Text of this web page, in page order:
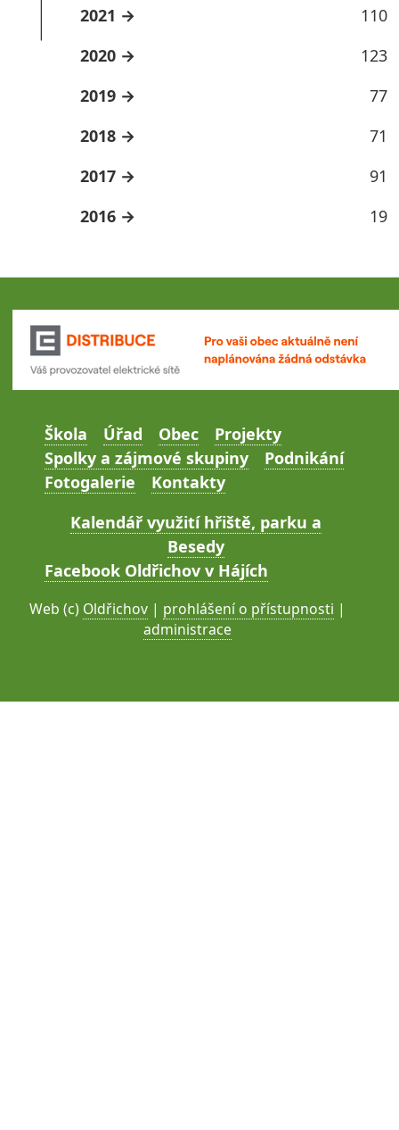
2021
110
2020
123
2019
77
2018
71
2017
91
2016
19
Škola Úřad Obec
Projekty
Spolky a zájmové skupiny
Podnikání
Fotogalerie
Kontakty
Kalendář využití hřiště, parku a
Besedy
Facebook Oldřichov v Hájích
Web (c) Oldřichov | prohlášení o přístupnosti |
administrace